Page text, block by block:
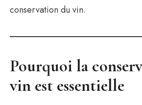
conservation du vin.
Pourquoi la
vin est essentielle